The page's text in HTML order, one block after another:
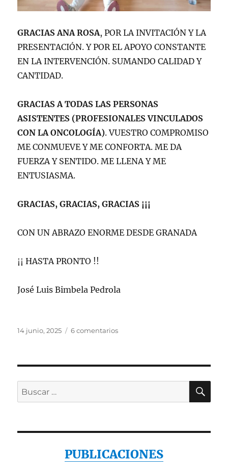
GRACIAS ANA ROSA, POR LA INVITACIÓN Y LA
PRESENTACIÓN. Y POR EL APOYO CONSTANTE
EN LA INTERVENCIÓN. SUMANDO CALIDAD Y
CANTIDAD.
GRACIAS A TODAS LAS PERSONAS
ASISTENTES (PROFESIONALES VINCULADOS
CON LA ONCOLOGÍA). VUESTRO COMPROMISO
ME CONMUEVE Y ME CONFORTA. ME DA
FUERZA Y SENTIDO. ME LLENA Y ME
ENTUSIASMA.
GRACIAS, GRACIAS, GRACIAS ¡¡¡
CON UN ABRAZO ENORME DESDE GRANADA
¡¡ HASTA PRONTO !!
José Luis Bimbela Pedrola
Publicado
14 junio, 2025 6 comentariosen
2
sesiones…
Buscar
por:
PUBLICACIONES